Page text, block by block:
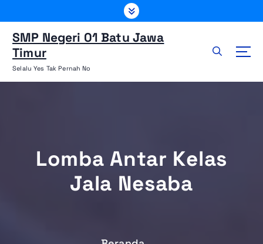
e
SMP Negeri 01 Batu Jawa
Timur
Selalu Yes Tak Pernah No
Lomba Antar Kelas
Jala Nesaba